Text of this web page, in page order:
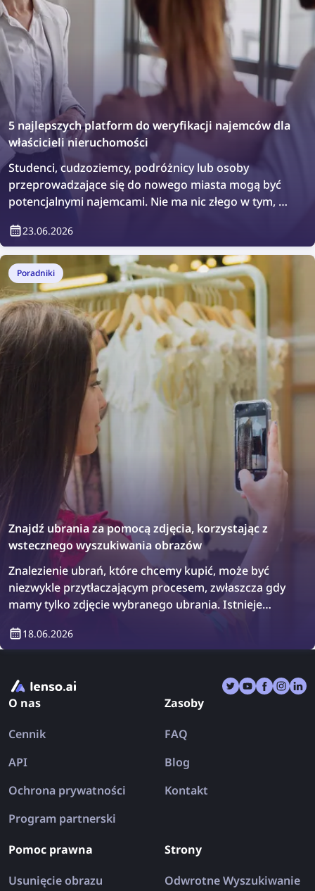
5 najlepszych platform do weryfikacji najemców dla
właścicieli nieruchomości
Studenci, cudzoziemcy, podróżnicy lub osoby
przeprowadzające się do nowego miasta mogą być
potencjalnymi najemcami. Nie ma nic złego w tym, że
prostu sprawdzić, kto będzie mieszkał w Twojej
nieruchomości. Jak to zrobić? Łatwo — za pomocą
platform do weryfikacji najemców.
23.06.2026
Poradniki
Znajdź ubrania za pomocą zdjęcia, korzystając z
wstecznego wyszukiwania obrazów
Znalezienie ubrań, które chcemy kupić, może być
niezwykle przytłaczającym procesem, zwłaszcza gdy
mamy tylko zdjęcie wybranego ubrania. Istnieje
obrazów! Dowiedz się, jak znaleźć ubrania,
18.06.2026
O nas
Cennik
API
Ochrona prywatności
Program partnerski
Zasoby
FAQ
Blog
Kontakt
Pomoc prawna
Usunięcie obrazu
Strony
Odwrotne Wyszukiwanie